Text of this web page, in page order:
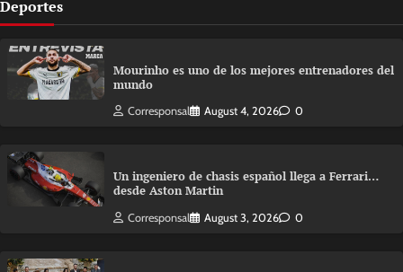
Deportes
Mourinho es uno de los mejores entrenadores del
mundo
Corresponsal August 4, 2026 0
Un ingeniero de chasis español llega a Ferrari…
desde Aston Martin
Corresponsal August 3, 2026 0